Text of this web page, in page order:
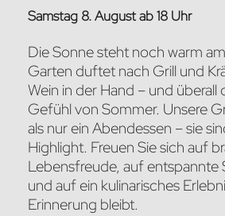
Samstag 8. August ab 18 Uhr
Die Sonne steht noch warm
Garten duftet nach Grill und
Wein in der Hand – und überall
Gefühl von Sommer. Unsere
als nur ein Abendessen – sie
Highlight. Freuen Sie sich auf
Lebensfreude, auf entspannte
und auf ein kulinarisches
Erinnerung bleibt.